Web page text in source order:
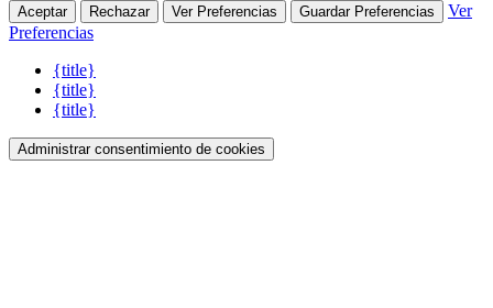
Aceptar Rechazar Ver Preferencias Guardar Preferencias
Ver
Preferencias
{title}
{title}
{title}
Administrar consentimiento de cookies